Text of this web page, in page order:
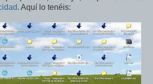
. Aquí lo tenéis: